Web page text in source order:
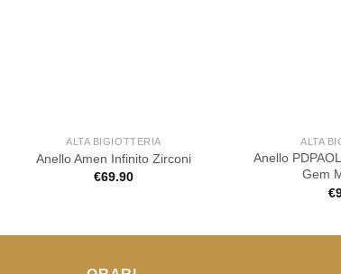
ALTA BIGIOTTERIA
Anello Amen Infinito Zirconi
€69.90
ALTA
Anello
Gem
€